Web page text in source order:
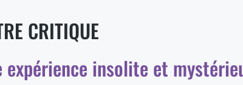
CRITIQUE
expérience insolite et